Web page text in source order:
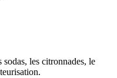
les citronnades, le